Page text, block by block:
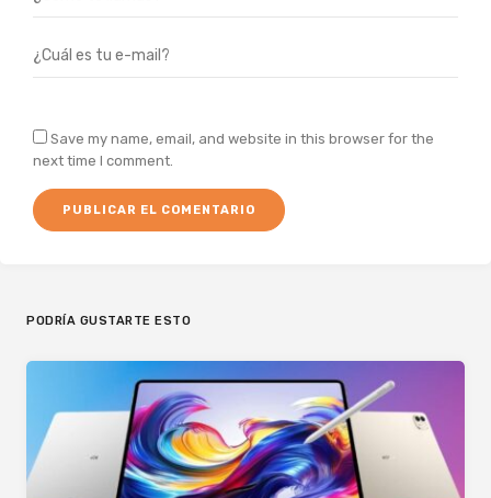
Save my name, email, and website in this browser for the
next time I comment.
PODRÍA GUSTARTE ESTO